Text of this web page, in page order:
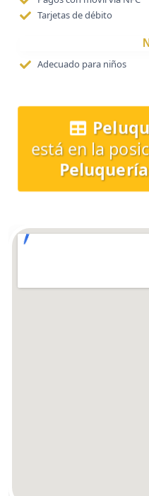
Tarjetas de débito
Adecuado para niños
está en la